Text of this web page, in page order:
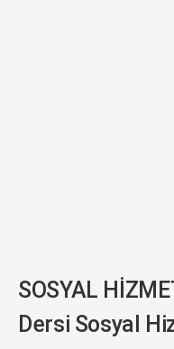
SOSYAL
Dersi Sosyal